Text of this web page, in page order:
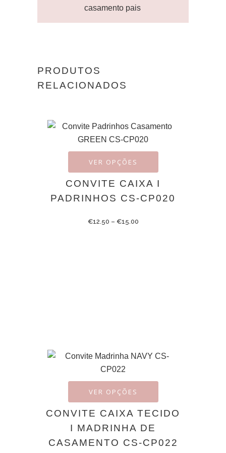
casamento pais
PRODUTOS
RELACIONADOS
VER OPÇÕES
CONVITE CAIXA I
PADRINHOS CS-CP020
€12.50 – €15.00
VER OPÇÕES
CONVITE CAIXA TECIDO
I MADRINHA DE
CASAMENTO CS-CP022